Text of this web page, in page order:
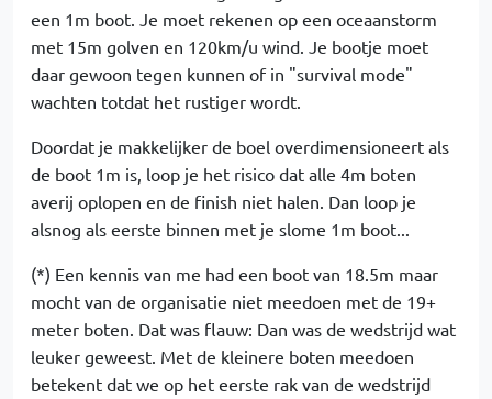
een 1m boot. Je moet rekenen op een oceaanstorm
met 15m golven en 120km/u wind. Je bootje moet
daar gewoon tegen kunnen of in "survival mode"
wachten totdat het rustiger wordt.
Doordat je makkelijker de boel overdimensioneert als
de boot 1m is, loop je het risico dat alle 4m boten
averij oplopen en de finish niet halen. Dan loop je
alsnog als eerste binnen met je slome 1m boot...
(*) Een kennis van me had een boot van 18.5m maar
mocht van de organisatie niet meedoen met de 19+
meter boten. Dat was flauw: Dan was de wedstrijd wat
leuker geweest. Met de kleinere boten meedoen
betekent dat we op het eerste rak van de wedstrijd